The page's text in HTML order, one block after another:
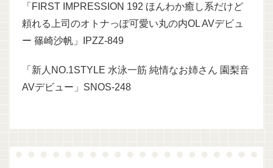
「FIRST IMPRESSION 192 ほんわか癒し系だけど
頼れる上司のオトナっぽ可愛い丸の内OL AVデビュ
ー 篠崎沙帆」IPZZ-849
「新人NO.1STYLE 水泳一筋 純情なお姉さん 園梨音
AVデビュー」SNOS-248